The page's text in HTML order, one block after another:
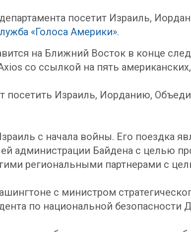
посетит Израиль,
«Голоса Америки».
на Ближний Восток в конце
со ссылкой на пять
посетить Израиль, Иорданию,
с начала войны. Его поездка
администрации Байдена с целью
региональными партнерами с
с министром
по национальной безопасности